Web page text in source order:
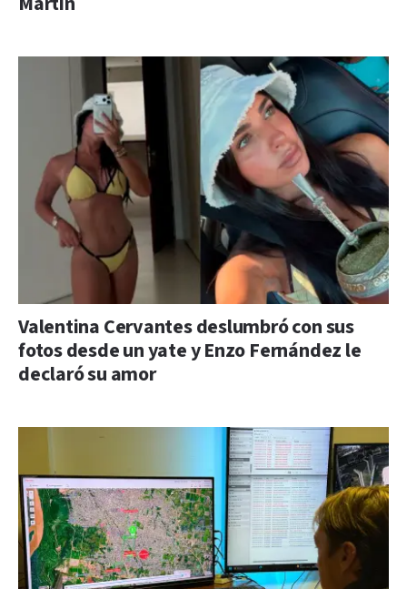
Valentina Cervantes deslumbró con sus
fotos desde un yate y Enzo Fernández le
declaró su amor